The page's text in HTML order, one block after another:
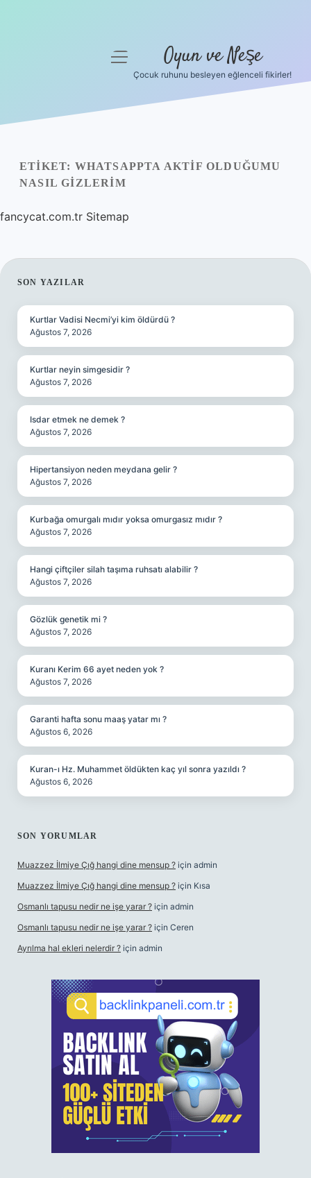
Yasal Uyarı
menüyü
Oyun ve Neşe
Çocuk ruhunu besleyen eğlenceli fikirler!
ETIKET: WHATSAPPTA AKTIF OLDUĞUMU
NASIL GIZLERIM
fancycat.com.tr Sitemap
SIDEBAR
SON YAZILAR
Kurtlar Vadisi Necmi’yi kim öldürdü ?
Ağustos 7, 2026
Kurtlar neyin simgesidir ?
Ağustos 7, 2026
Isdar etmek ne demek ?
Ağustos 7, 2026
Hipertansiyon neden meydana gelir ?
Ağustos 7, 2026
Kurbağa omurgalı mıdır yoksa omurgasız mıdır ?
Ağustos 7, 2026
Hangi çiftçiler silah taşıma ruhsatı alabilir ?
Ağustos 7, 2026
Gözlük genetik mi ?
Ağustos 7, 2026
Kuranı Kerim 66 ayet neden yok ?
Ağustos 7, 2026
Garanti hafta sonu maaş yatar mı ?
Ağustos 6, 2026
Kuran-ı Hz. Muhammet öldükten kaç yıl sonra yazıldı ?
Ağustos 6, 2026
SON YORUMLAR
Muazzez İlmiye Çığ hangi dine mensup ? için admin
Muazzez İlmiye Çığ hangi dine mensup ? için Kısa
Osmanlı tapusu nedir ne işe yarar ? için admin
Osmanlı tapusu nedir ne işe yarar ? için Ceren
Ayrılma hal ekleri nelerdir ? için admin